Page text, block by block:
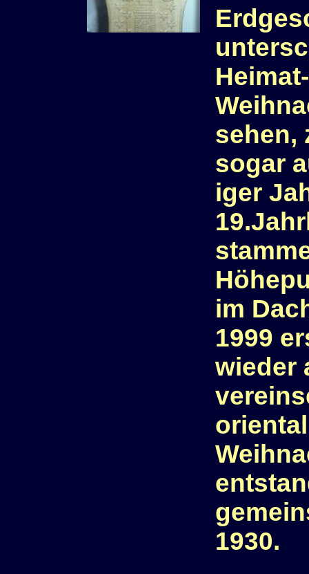
sehen,
sogar
iger
im
1999
wieder
1930.